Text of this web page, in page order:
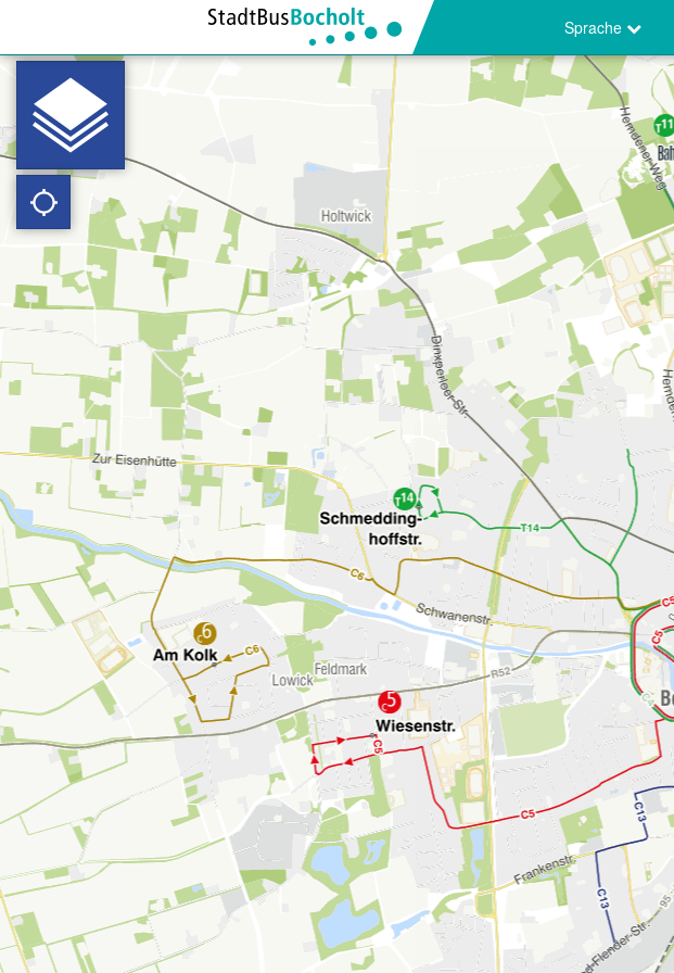
Sprache